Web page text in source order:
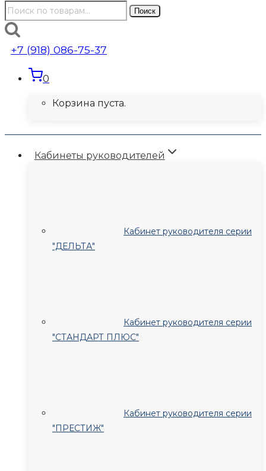
Искать: Поиск
+7 (918) 086-75-37
0
Корзина пуста.
Кабинеты руководителей
Кабинет руководителя серии
"ДЕЛЬТА"
Кабинет руководителя серии
"СТАНДАРТ ПЛЮС"
Кабинет руководителя серии
"ПРЕСТИЖ"